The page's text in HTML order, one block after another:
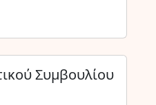
Συμβουλίου